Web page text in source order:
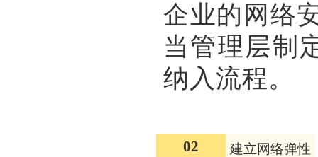
企业的网络
当管理层制
纳入流程。
02 建立网络弹性